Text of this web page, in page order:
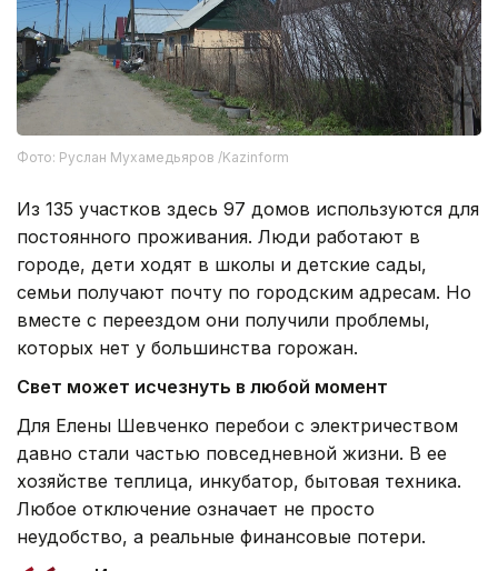
Фото: Руслан Мухамедьяров /Kazinform
Из 135 участков здесь 97 домов используются для
постоянного проживания. Люди работают в
городе, дети ходят в школы и детские сады,
семьи получают почту по городским адресам. Но
вместе с переездом они получили проблемы,
которых нет у большинства горожан.
Свет может исчезнуть в любой момент
Для Елены Шевченко перебои с электричеством
давно стали частью повседневной жизни. В ее
хозяйстве теплица, инкубатор, бытовая техника.
Любое отключение означает не просто
неудобство, а реальные финансовые потери.